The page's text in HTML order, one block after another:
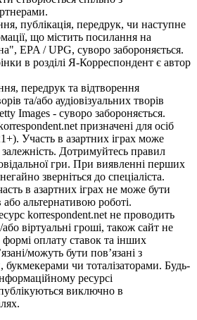
публікація, передрук, чи наступне
що містить посилання на
EPA / UPG, суворо забороняється.
в розділі Я-Корреспондент є автор
передрук та відтворення
та/або аудіовізуальних творів
Images - суворо забороняється.
призначені для осіб
Участь в азартних іграх може
Дотримуйтесь правил
гри. При виявленні перших
зверніться до спеціаліста.
в азартних іграх не може бути
альтернативою роботі.
korrespondent.net не проводить
або віртуальні гроші, також сайт не
оплату ставок та інших
можуть бути пов’язані з
букмекерами чи тоталізаторами. Будь-
ресурсі
виключно в